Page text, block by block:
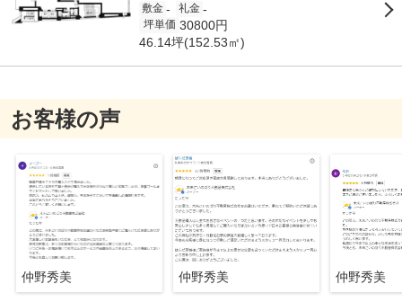
敷金 - 礼金 -
坪単価 30800円
46.14坪(152.53㎡)
お客様の声
仲野秀美 仲野秀美 仲野秀美